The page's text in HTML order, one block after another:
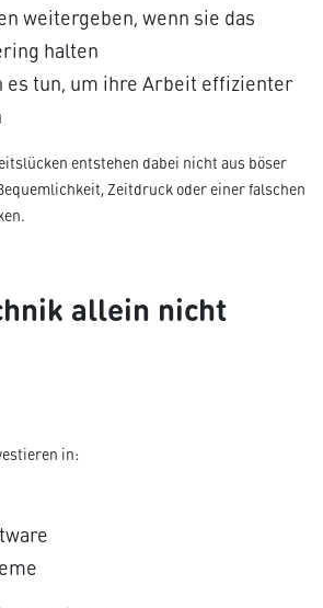
weitergeben, wenn sie das
halten
es tun, um ihre Arbeit effizienter
entstehen dabei nicht aus böser
Zeitdruck oder einer falschen
allein nicht
in: